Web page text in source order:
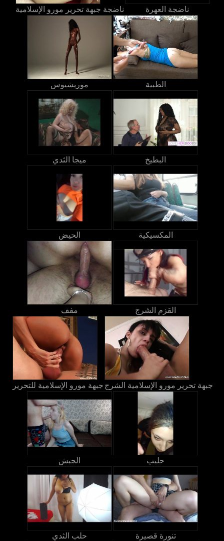
ناضجة جبهة تحرير مورو الإسلامية ناضجة العهرة
موريشيوس الطبية
ميجا الثدي البطيخ
الحيض المكسيكية
مفف القزم الشرج
جبهة مورو الإسلامية للتحرير جبهة تحرير مورو الإسلامية الشرج
الجيش حليب
حلب الثدي تنورة قصيرة